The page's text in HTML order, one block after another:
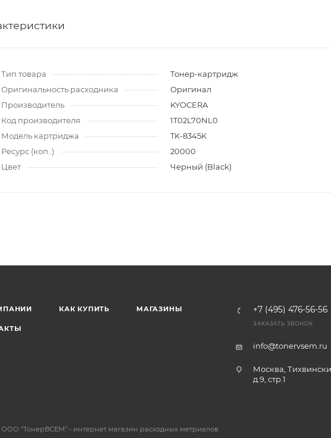
Тип товара
Тонер-картридж
Оригинальность расходника
Оригинал
Производитель
KYOCERA
Код производителя
1T02L70NL0
Модель картриджа
TK-8345K
Ресурс (коп..)
20000
Цвет
Черный (Black)
КАК КУПИТЬ МАГАЗИНЫ +7 (495) 476-56-56
ЗАКАЗАТЬ ЗВОНОК
info@tonervsem.ru
Москва,
д.9, стр.1
ООО "ТонерВСЕМ" - интернет магазин расходных метриалов